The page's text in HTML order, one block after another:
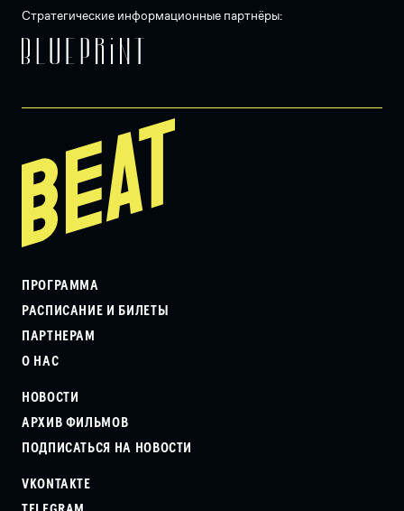
Стратегические информационные партнёры:
ПРОГРАММА
РАСПИСАНИЕ И БИЛЕТЫ
ПАРТНЕРАМ
О НАС
VKONTAKTE
НОВОСТИ
АРХИВ ФИЛЬМОВ
ПОДПИСАТЬСЯ НА НОВОСТИ